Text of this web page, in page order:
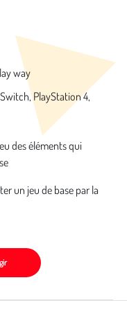
way
PlayStation 4,
des éléments qui
un jeu de base par la